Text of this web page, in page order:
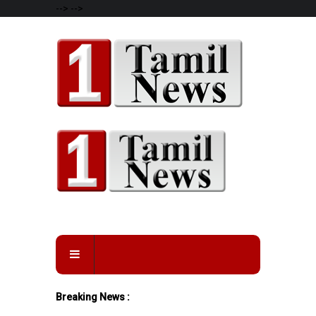
--> -->
Breaking News :